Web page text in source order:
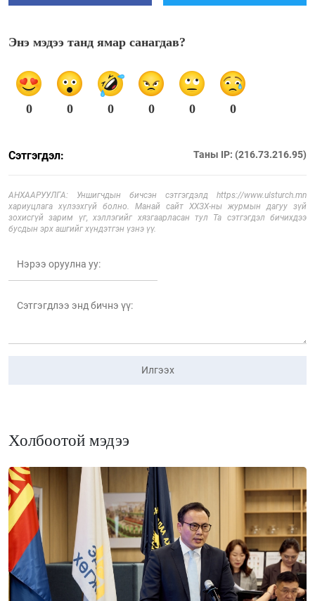
Энэ мэдээ танд ямар санагдав?
0 0 0 0 0 0
Сэтгэгдэл: Таны IP: (216.73.216.95)
АНХААРУУЛГА: Уншигчдын бичсэн сэтгэгдэлд https://www.ulsturch.mn
хариуцлага хүлээхгүй болно. Манай сайт ХХЗХ-ны журмын дагуу зүй
зохисгүй зарим үг, хэллэгийг хязгаарласан тул Та сэтгэгдэл бичихдээ
бусдын эрх ашгийг хүндэтгэн үзнэ үү.
Илгээх
Холбоотой мэдээ